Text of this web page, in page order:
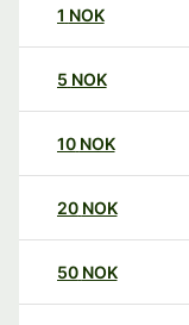
1 NOK
5 NOK
10 NOK
20 NOK
50 NOK